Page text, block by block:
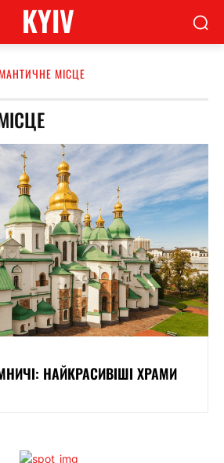
KYIV
МІСЦЕ
НАЙКРАСИВІШІ ХРАМИ